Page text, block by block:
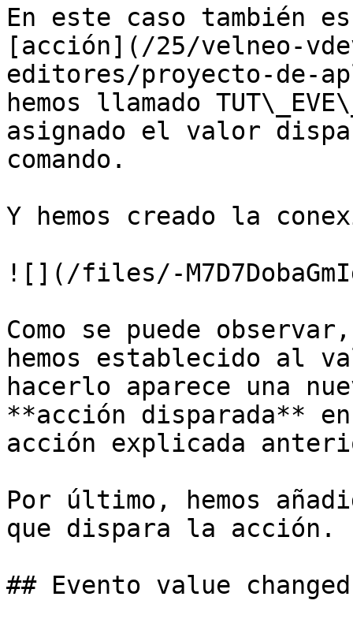
En este caso también
[acción](/25/velneo-
editores/proyecto-de-
hemos llamado
asignado el valor
comando.
Y hemos creado la
![](/files/-
Como se puede
hemos establecido al
hacerlo aparece una
**acción disparada**
acción explicada
Por último, hemos
que dispara la acción.
## Evento value changed